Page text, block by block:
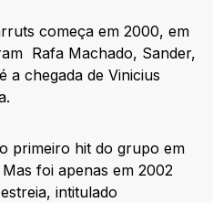
começa em 2000, em
Rafa Machado, Sander,
a chegada de Vinicius
primeiro hit do grupo em
Mas foi apenas em 2002
intitulado